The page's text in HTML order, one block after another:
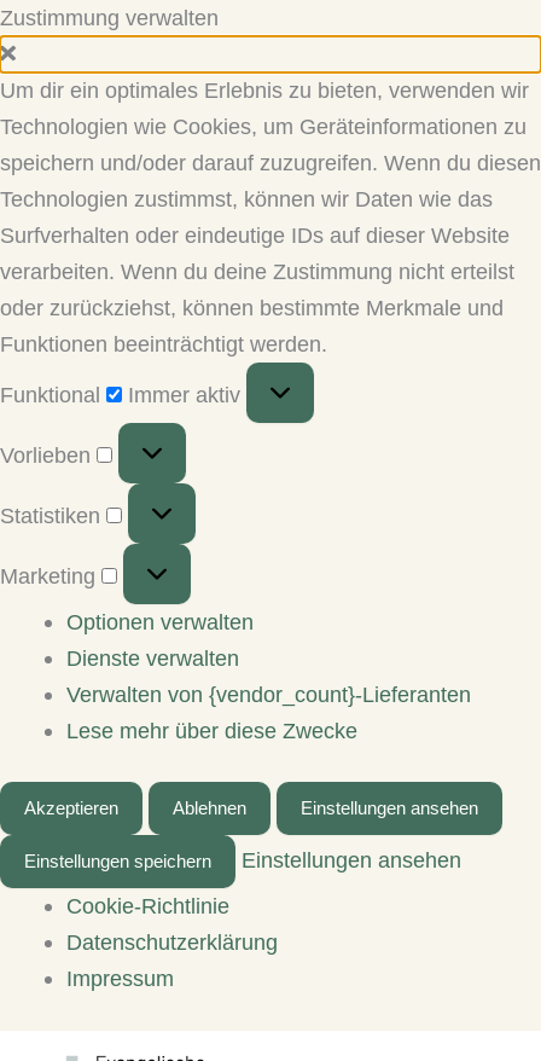
Zustimmung verwalten
Um dir ein optimales Erlebnis zu bieten, verwenden wir
Technologien wie Cookies, um Geräteinformationen zu
speichern und/oder darauf zuzugreifen. Wenn du diesen
Technologien zustimmst, können wir Daten wie das
Surfverhalten oder eindeutige IDs auf dieser Website
verarbeiten. Wenn du deine Zustimmung nicht erteilst
oder zurückziehst, können bestimmte Merkmale und
Funktionen beeinträchtigt werden.
Funktional
Immer aktiv
Vorlieben
Vorlieben
Statistiken
Statistiken
Marketing
Marketing
Optionen verwalten
Dienste verwalten
Verwalten von {vendor_count}-Lieferanten
Lese mehr über diese Zwecke
Akzeptieren Ablehnen Einstellungen ansehen
Einstellungen speichern
Einstellungen ansehen
Cookie-Richtlinie
Datenschutzerklärung
Impressum